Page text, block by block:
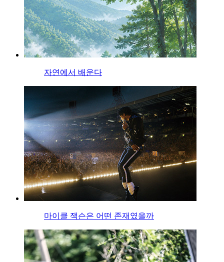
자연에서 배운다
마이클 잭슨은 어떤 존재였을까